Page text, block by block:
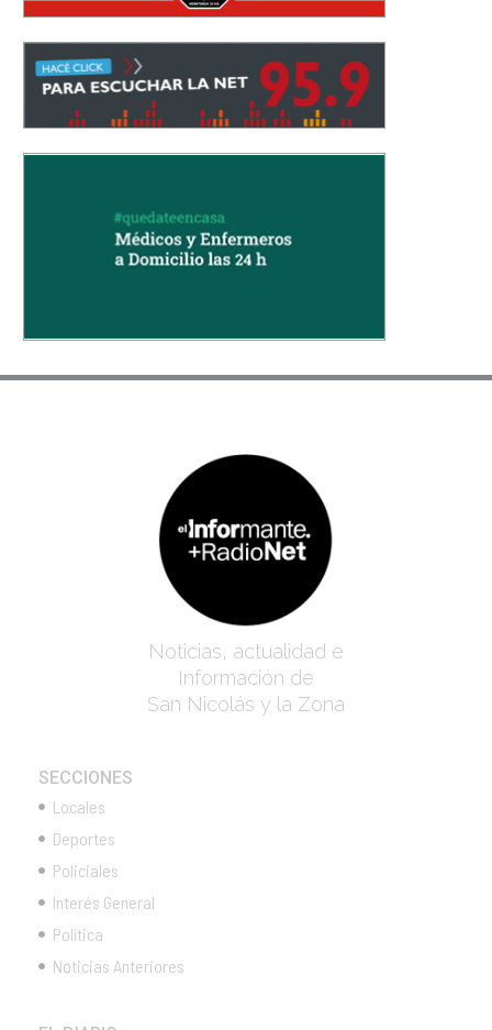
Noticias, actualidad e
Información de
San Nicolás y la Zona
SECCIONES
Locales
Deportes
Policiales
Interés General
Política
Noticias Anteriores